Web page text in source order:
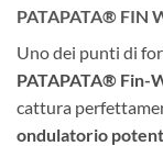
PATAPATA® FIN
Uno dei punti di
PATAPATA® Fin-
cattura
ondulatorio